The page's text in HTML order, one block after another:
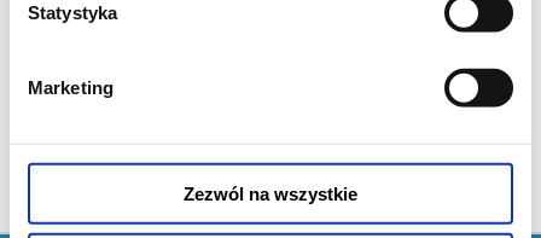
Statystyka
Marketing
Zezwól na wszystkie